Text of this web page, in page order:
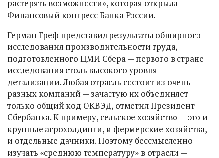
растерять возможности», которая открыла
Финансовый конгресс Банка России.
Герман Греф представил результаты обширного
исследования производительности труда,
подготовленного ЦМИ Сбера — первого в стране
исследования столь высокого уровня
детализации. Любая отрасль состоит из очень
разных компаний — зачастую их объединяет
только общий код ОКВЭД, отметил Президент
Сбербанка. К примеру, сельское хозяйство — это и
крупные агрохолдинги, и фермерские хозяйства,
и отдельные дачники. Поэтому бессмысленно
изучать «среднюю температуру» в отрасли —